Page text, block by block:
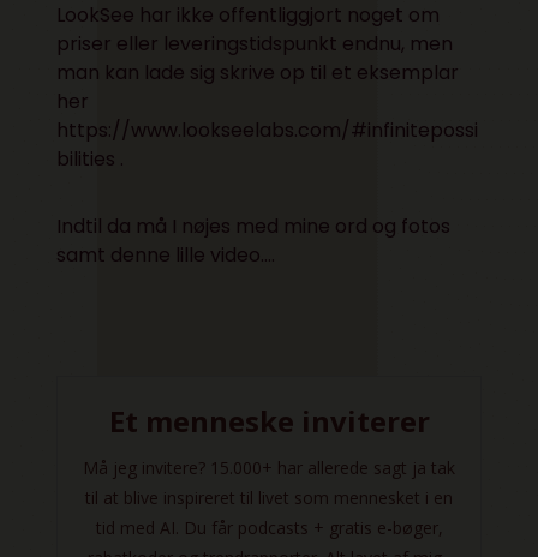
LookSee har ikke offentliggjort noget om
priser eller leveringstidspunkt endnu, men
man kan lade sig skrive op til et eksemplar
her
https://www.lookseelabs.com/#infinitepossi
bilities .
Indtil da må I nøjes med mine ord og fotos
samt denne lille video….